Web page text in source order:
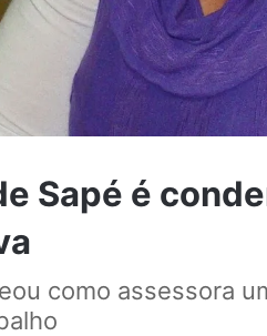
Sapé é
como assessora